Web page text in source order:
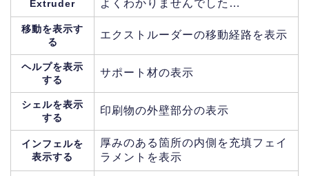
Extruder よくわかりませんでした…
移動を表示す
る
エクストルーダーの移動経路を表示
ヘルプを表示
する
サポート材の表示
シェルを表示
する
印刷物の外壁部分の表示
インフェルを
表示する
厚みのある箇所の内側を充填フェイ
ラメントを表示